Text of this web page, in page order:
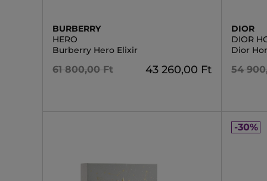
BURBERRY
HERO
Burberry Hero Elixir
61 800,00 Ft 43 260,00 Ft
DIOR
DIOR
Dior
54
-30%